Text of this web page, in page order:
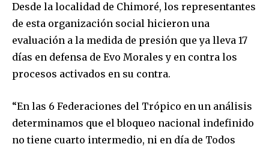
Desde la localidad de Chimoré, los representantes
de esta organización social hicieron una
evaluación a la medida de presión que ya lleva 17
días en defensa de Evo Morales y en contra los
procesos activados en su contra.
“En las 6 Federaciones del Trópico en un análisis
determinamos que el bloqueo nacional indefinido
no tiene cuarto intermedio, ni en día de Todos